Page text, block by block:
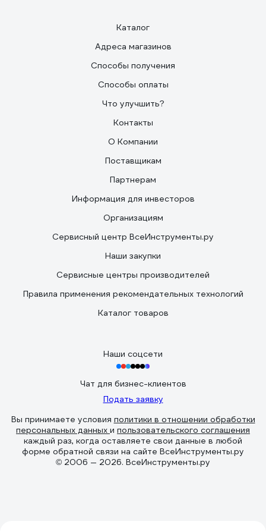
Каталог
Адреса магазинов
Способы получения
Способы оплаты
Что улучшить?
Контакты
О Компании
Поставщикам
Партнерам
Информация для инвесторов
Организациям
Сервисный центр ВсеИнструменты.ру
Наши закупки
Сервисные центры производителей
Правила применения рекомендательных технологий
Каталог товаров
Наши соцсети
Чат для бизнес-клиентов
Подать заявку
Вы принимаете условия политики в отношении обработки
персональных данных и пользовательского соглашения
каждый раз, когда оставляете свои данные в любой
форме обратной связи на сайте ВсеИнструменты.ру
© 2006 — 2026. ВсеИнструменты.ру